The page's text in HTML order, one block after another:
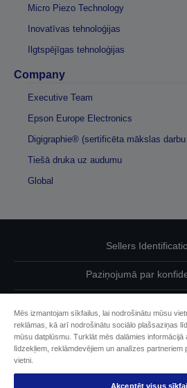
Micro Piezo Technology
Inovatīvas tehnoloģijas
Ilgtspējīgas tehnoloģijas
Company
Executive Team
Epson Europe Electronics
Digigraphie® (sertificēta mākslas
Tiešā druka uz audumu
Global
Sellers
Paziņojumā par
Sazinieties ar mums par
Mēs izmantojam sīkfailus, lai nodrošinātu mūsu
reklāmas, kā arī nodrošinātu sociālo plašsaziņas
mūsu datplūsmu. Turklāt mēs dalāmies informācijā
līdzekļiem, reklāmdevējiem un analīzes partneriem
vietni.
Akceptēt visus